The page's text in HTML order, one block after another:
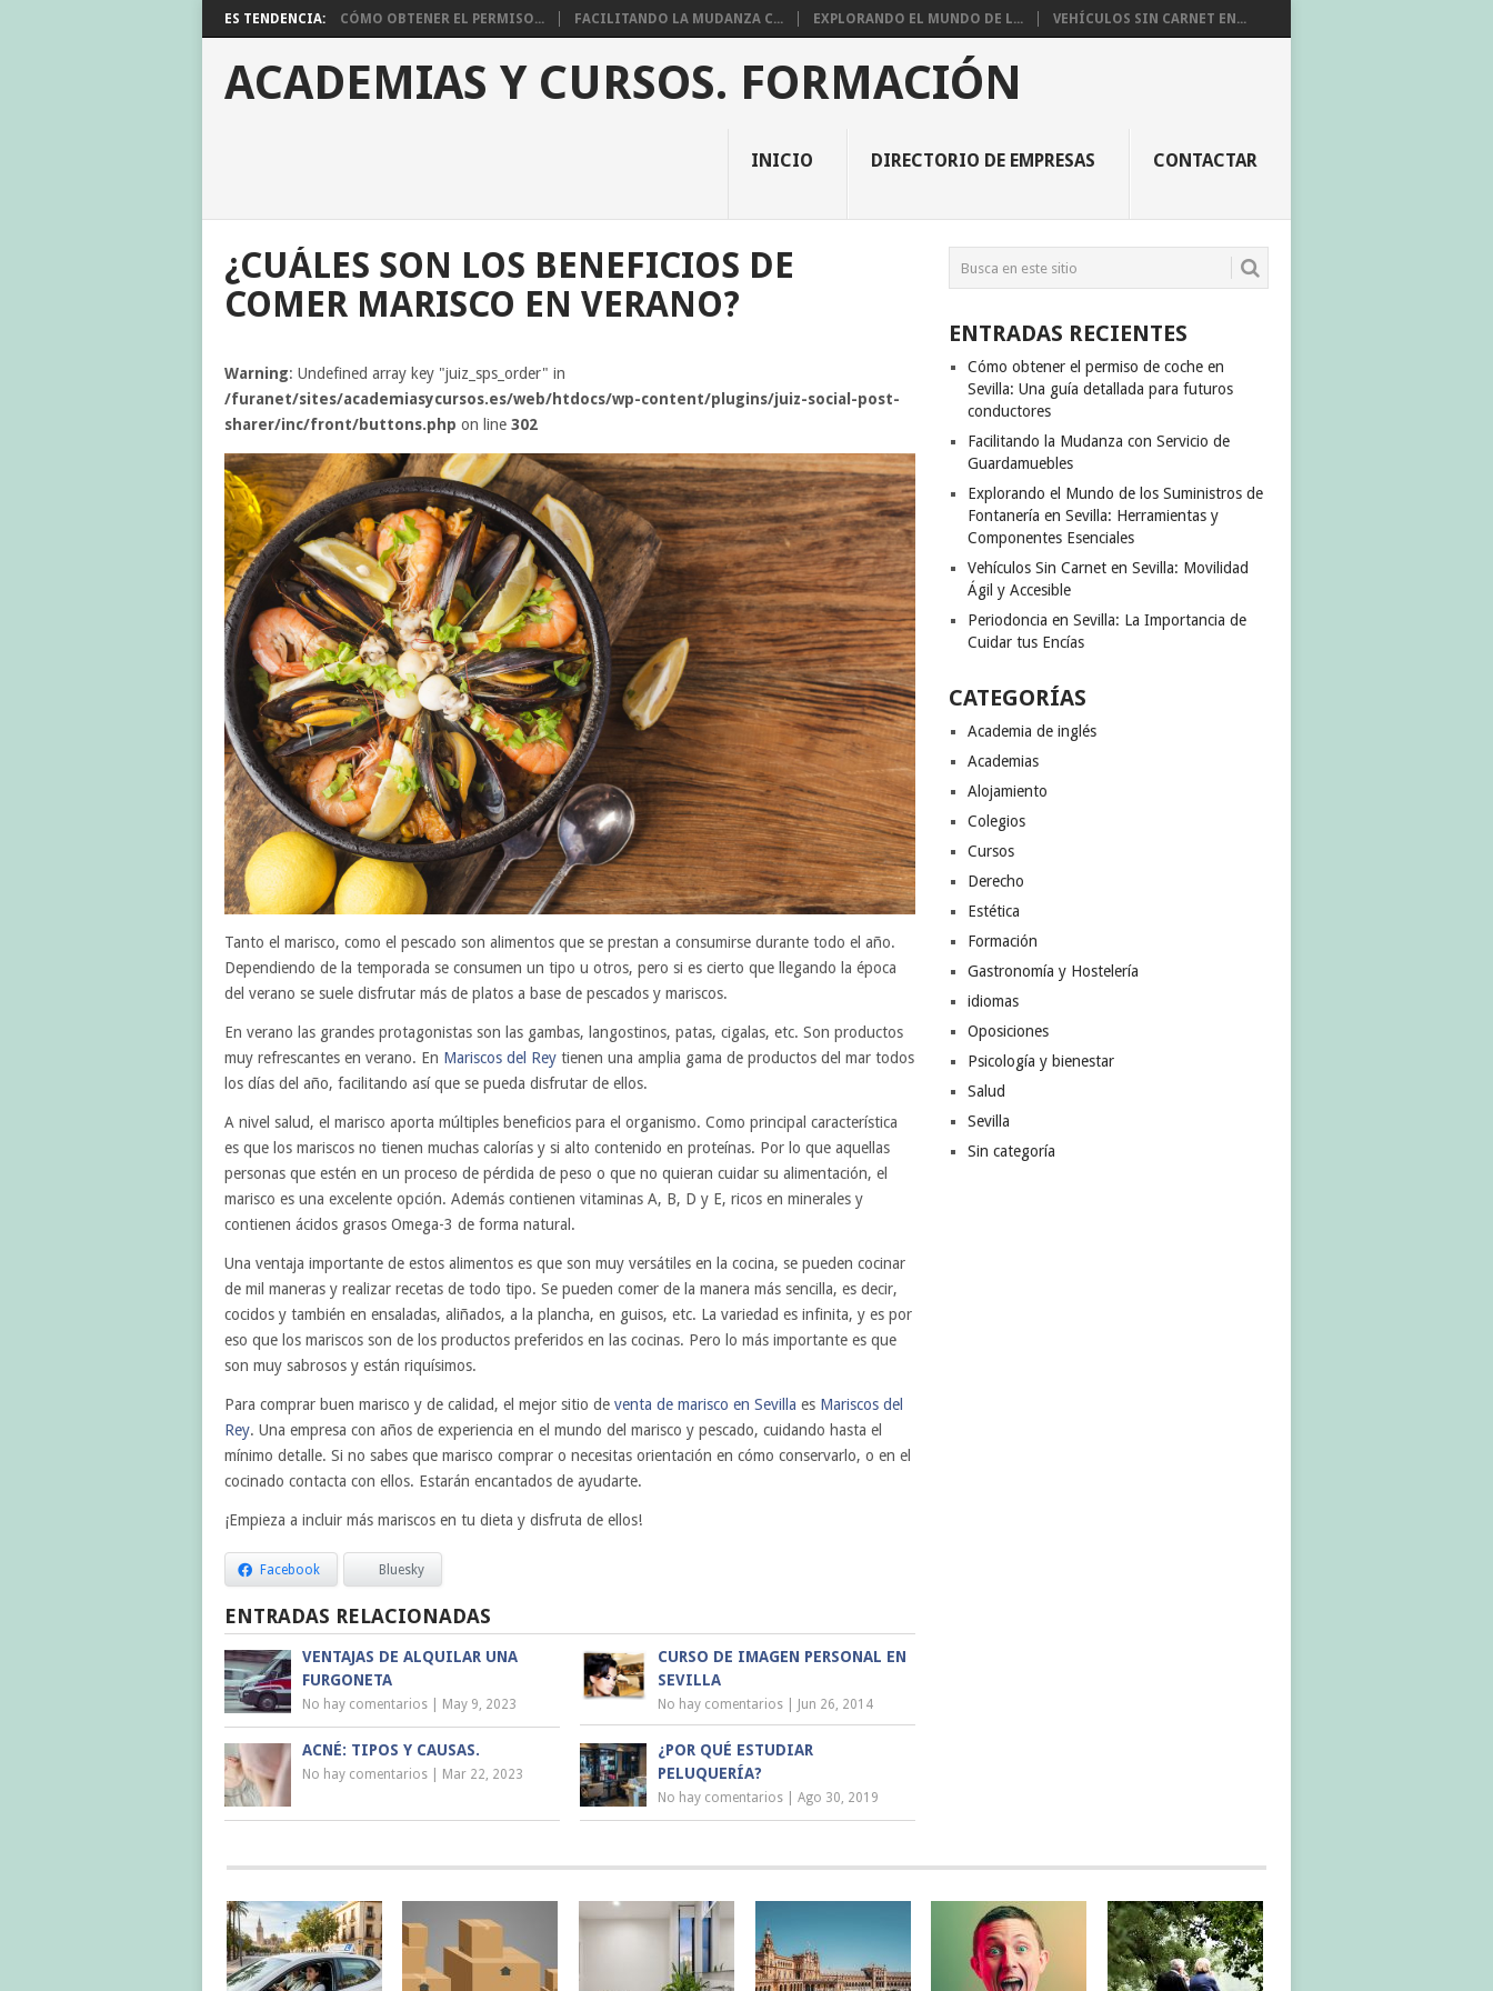
ES TENDENCIA: CÓMO OBTENER EL PERMISO... FACILITANDO LA MUDANZA C... EXPLORANDO EL MUNDO DE L... VEHÍCULOS SIN CARNET EN...
ACADEMIAS Y CURSOS. FORMACIÓN
INICIO DIRECTORIO DE EMPRESAS CONTACTAR
¿CUÁLES SON LOS BENEFICIOS DE
COMER MARISCO EN VERANO?
Warning: Undefined array key "juiz_sps_order" in
/furanet/sites/academiasycursos.es/web/htdocs/wp-content/plugins/juiz-social-post-
sharer/inc/front/buttons.php on line 302
Tanto el marisco, como el pescado son alimentos que se prestan a consumirse durante todo el año.
Dependiendo de la temporada se consumen un tipo u otros, pero si es cierto que llegando la época
del verano se suele disfrutar más de platos a base de pescados y mariscos.
En verano las grandes protagonistas son las gambas, langostinos, patas, cigalas, etc. Son productos
muy refrescantes en verano. En Mariscos del Rey tienen una amplia gama de productos del mar todos
los días del año, facilitando así que se pueda disfrutar de ellos.
A nivel salud, el marisco aporta múltiples beneficios para el organismo. Como principal característica
es que los mariscos no tienen muchas calorías y si alto contenido en proteínas. Por lo que aquellas
personas que estén en un proceso de pérdida de peso o que no quieran cuidar su alimentación, el
marisco es una excelente opción. Además contienen vitaminas A, B, D y E, ricos en minerales y
contienen ácidos grasos Omega-3 de forma natural.
Una ventaja importante de estos alimentos es que son muy versátiles en la cocina, se pueden cocinar
de mil maneras y realizar recetas de todo tipo. Se pueden comer de la manera más sencilla, es decir,
cocidos y también en ensaladas, aliñados, a la plancha, en guisos, etc. La variedad es infinita, y es por
eso que los mariscos son de los productos preferidos en las cocinas. Pero lo más importante es que
son muy sabrosos y están riquísimos.
Para comprar buen marisco y de calidad, el mejor sitio de venta de marisco en Sevilla es Mariscos del
Rey. Una empresa con años de experiencia en el mundo del marisco y pescado, cuidando hasta el
mínimo detalle. Si no sabes que marisco comprar o necesitas orientación en cómo conservarlo, o en el
cocinado contacta con ellos. Estarán encantados de ayudarte.
¡Empieza a incluir más mariscos en tu dieta y disfruta de ellos!
Facebook Bluesky
ENTRADAS RELACIONADAS
VENTAJAS DE ALQUILAR UNA
FURGONETA
No hay comentarios May 9, 2023
CURSO DE IMAGEN PERSONAL EN
SEVILLA
No hay comentarios Jun 26, 2014
ACNÉ: TIPOS Y CAUSAS.
No hay comentarios Mar 22, 2023
¿POR QUÉ ESTUDIAR
PELUQUERÍA?
No hay comentarios |Ago 30, 2019
ENTRADAS RECIENTES
Cómo obtener el permiso de coche en
Sevilla: Una guía detallada para futuros
conductores
Facilitando la Mudanza con Servicio de
Guardamuebles
Explorando el Mundo de los Suministros de
Fontanería en Sevilla: Herramientas y
Componentes Esenciales
Vehículos Sin Carnet en Sevilla: Movilidad
Ágil y Accesible
Periodoncia en Sevilla: La Importancia de
Cuidar tus Encías
CATEGORÍAS
Academia de inglés
Academias
Alojamiento
Colegios
Cursos
Derecho
Estética
Formación
Gastronomía y Hostelería
idiomas
Oposiciones
Psicología y bienestar
Salud
Sevilla
Sin categoría